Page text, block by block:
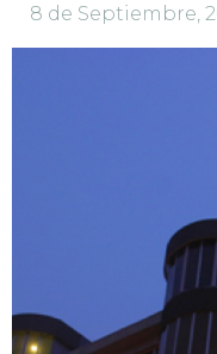
8 de Septiembre,